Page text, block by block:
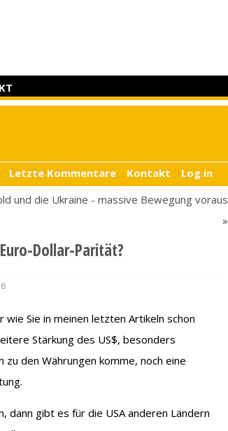
Letzte Kommentare Kontakt
Log in
und die Ukraine - massive Bewegung voraus
»
Dollar-Parität?
wie Sie in meinen letzten Artikeln schon
Stärkung des US$, besonders
zu den Währungen komme, noch eine
dann gibt es für die USA anderen Ländern